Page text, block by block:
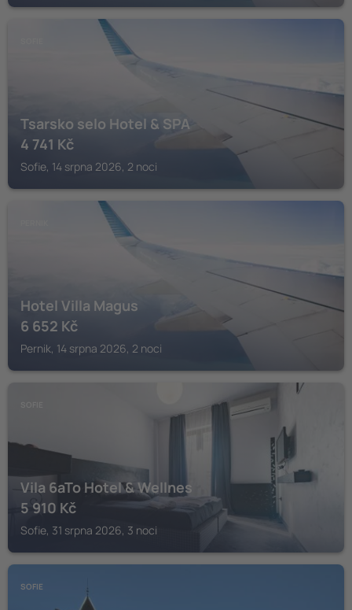
Tsarsko selo Hotel & SPA
4 741 Kč
Sofie, 14 srpna 2026, 2 noci
Hotel Villa Magus
6 652 Kč
Pernik, 14 srpna 2026, 2 noci
Vila 6aTo Hotel & Wellnes
5 910 Kč
Sofie, 31 srpna 2026, 3 noci
SOFIE